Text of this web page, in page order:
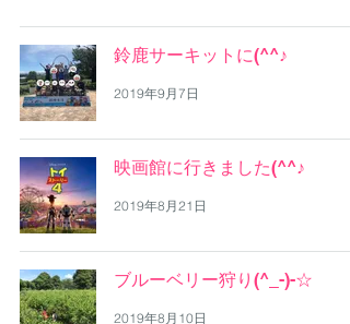
鈴鹿サーキットに(^^♪
2019年9月7日
映画館に行きました(^^♪
2019年8月21日
ブルーベリー狩り(^_-)-☆
2019年8月10日